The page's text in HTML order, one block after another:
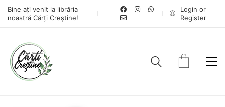
Bine ați venit la librăria
noastră Cărți Creștine!
Login or
Register